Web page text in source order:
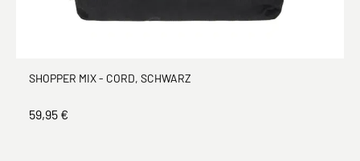
SHOPPER MIX - CORD, SCHWARZ
59,95 €